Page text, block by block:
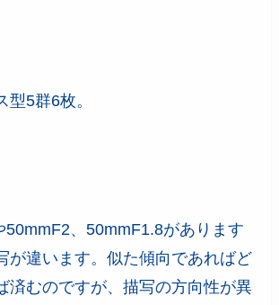
5群6枚。
、50mmF1.8があります
が違います。似た傾向であればど
済むのですが、描写の方向性が異